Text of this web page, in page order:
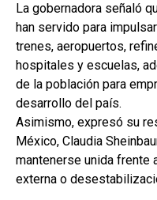
La gobernadora señaló
han servido para
trenes, aeropuertos,
hospitales y escuelas,
de la población para
desarrollo del país.
Asimismo, expresó su
México, Claudia
mantenerse unida frente
externa o